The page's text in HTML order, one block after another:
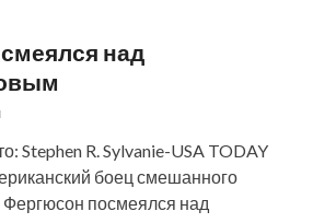
над
Stephen R. Sylvanie-USA TODAY
боец смешанного
посмеялся над